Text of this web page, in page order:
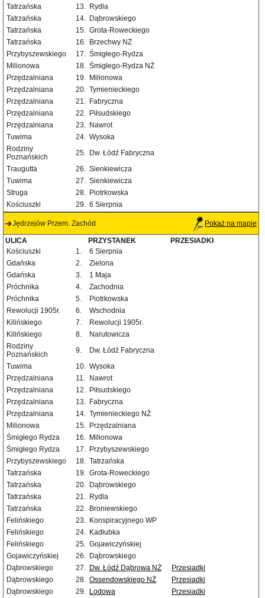
Tatrzańska
13. Rydla
Tatrzańska
14. Dąbrowskiego
Tatrzańska
15. Grota-Roweckiego
Tatrzańska
16. Brzechwy NŻ
Przybyszewskiego
17. Śmigłego-Rydza
Milionowa
18. Śmigłego-Rydza NŻ
Przędzalniana
19. Milionowa
Przędzalniana
20. Tymienieckiego
Przędzalniana
21. Fabryczna
Przędzalniana
22. Piłsudskiego
Przędzalniana
23. Nawrot
Tuwima
24. Wysoka
Rodziny
Poznańskich
25. Dw. Łódź Fabryczna
Traugutta
26. Sienkiewicza
Tuwima
27. Sienkiewicza
Struga
28. Piotrkowska
Kościuszki
29. 6 Sierpnia
Jędrzejów Przem. Zachód Pokaż na mapie
ULICA PRZYSTANEK
PRZESIADKI
Kościuszki
1.
6 Sierpnia
Gdańska
2.
Zielona
Gdańska
3.
1 Maja
Próchnika
4.
Zachodnia
Próchnika
5.
Piotrkowska
Rewolucji 1905r.
6.
Wschodnia
Kilińskiego
7.
Rewolucji 1905r.
Kilińskiego
8.
Narutowicza
Rodziny
Poznańskich
9.
Dw. Łódź Fabryczna
Tuwima
10. Wysoka
Przędzalniana
11.
Nawrot
Przędzalniana
12. Piłsudskiego
Przędzalniana
13. Fabryczna
Przędzalniana
14. Tymienieckiego NŻ
Milionowa
15. Przędzalniana
Śmigłego Rydza
16. Milionowa
Śmigłego Rydza
17. Przybyszewskiego
Przybyszewskiego
18. Tatrzańska
Tatrzańska
19. Grota-Roweckiego
Tatrzańska
20. Dąbrowskiego
Tatrzańska
21. Rydla
Tatrzańska
22. Broniewskiego
Felińskiego
23. Konspiracyjnego WP
Felińskiego
24. Kadłubka
Felińskiego
25. Gojawiczyńskiej
Gojawiczyńskiej
26. Dąbrowskiego
Dąbrowskiego
27. Dw. Łódź Dąbrowa NŻ
Przesiadki
Dąbrowskiego
28. Ossendowskiego NŻ
Przesiadki
Dąbrowskiego
29. Lodowa Przesiadki